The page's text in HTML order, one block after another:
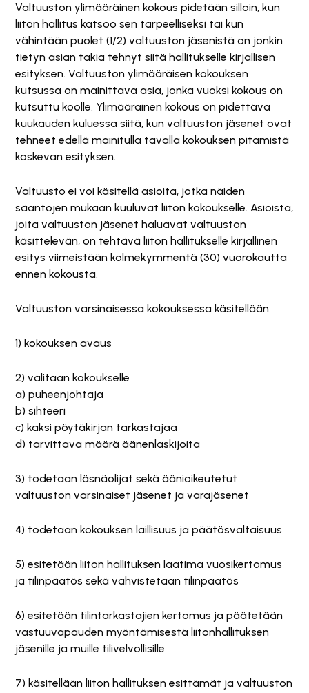
Valtuuston ylimääräinen kokous pidetään silloin, kun
liiton hallitus katsoo sen tarpeelliseksi tai kun
vähintään puolet (1/2) valtuuston jäsenistä on jonkin
tietyn asian takia tehnyt siitä hallitukselle kirjallisen
esityksen. Valtuuston ylimääräisen kokouksen
kutsussa on mainittava asia, jonka vuoksi kokous on
kutsuttu koolle. Ylimääräinen kokous on pidettävä
kuukauden kuluessa siitä, kun valtuuston jäsenet ovat
tehneet edellä mainitulla tavalla kokouksen pitämistä
koskevan esityksen.
Valtuusto ei voi käsitellä asioita, jotka näiden
sääntöjen mukaan kuuluvat liiton kokoukselle. Asioista,
joita valtuuston jäsenet haluavat valtuuston
käsittelevän, on tehtävä liiton hallitukselle kirjallinen
esitys viimeistään kolmekymmentä (30) vuorokautta
ennen kokousta.
Valtuuston varsinaisessa kokouksessa käsitellään:
1) kokouksen avaus
2) valitaan kokoukselle
a) puheenjohtaja
b) sihteeri
c) kaksi pöytäkirjan tarkastajaa
d) tarvittava määrä äänenlaskijoita
3) todetaan läsnäolijat sekä äänioikeutetut
valtuuston varsinaiset jäsenet ja varajäsenet
4) todetaan kokouksen laillisuus ja päätösvaltaisuus
5) esitetään liiton hallituksen laatima vuosikertomus
ja tilinpäätös sekä vahvistetaan tilinpäätös
6) esitetään tilintarkastajien kertomus ja päätetään
vastuuvapauden myöntämisestä liitonhallituksen
jäsenille ja muille tilivelvollisille
7) käsitellään liiton hallituksen esittämät ja valtuuston